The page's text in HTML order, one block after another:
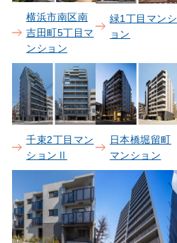
横浜市南区南
吉田町5丁目マ
ンション
緑1丁目マンシ
ョン
千束2丁目マン
ションⅡ
日本橋堀留町
マンション